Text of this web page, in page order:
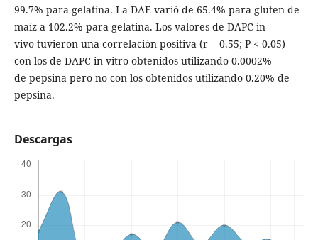
99.7% para gelatina. La DAE varió de 65.4% para gluten de
maíz a 102.2% para gelatina. Los valores de DAPC in
vivo tuvieron una correlación positiva (r = 0.55; P < 0.05)
con los de DAPC in vitro obtenidos utilizando 0.0002%
de pepsina pero no con los obtenidos utilizando 0.20% de
pepsina.
Descargas